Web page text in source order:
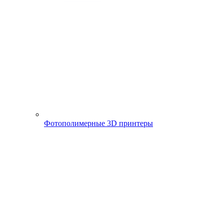
Фотополимерные 3D принтеры